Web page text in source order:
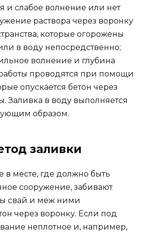
и слабое волнение или нет
раствора через воронку
которые огорожены
в воду непосредственно;
волнение и глубина
проводятся при помощи
опускается бетон через
Заливка в воду выполняется
образом.
заливки
в месте, где должно быть
сооружение, забивают
свай и меж ними
через воронку. Если под
неплотное и, например,